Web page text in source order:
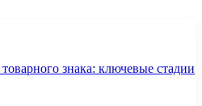
знака: ключевые стадии